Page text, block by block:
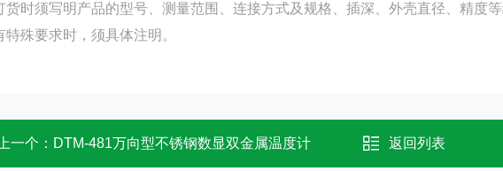
货时须写明产品的型号、测量范围、连接方式及规格、插深、外壳直径、精度等
特殊要求时，须具体注明。
一个： DTM-481万向型不锈钢数显双金属温度计 返回列表